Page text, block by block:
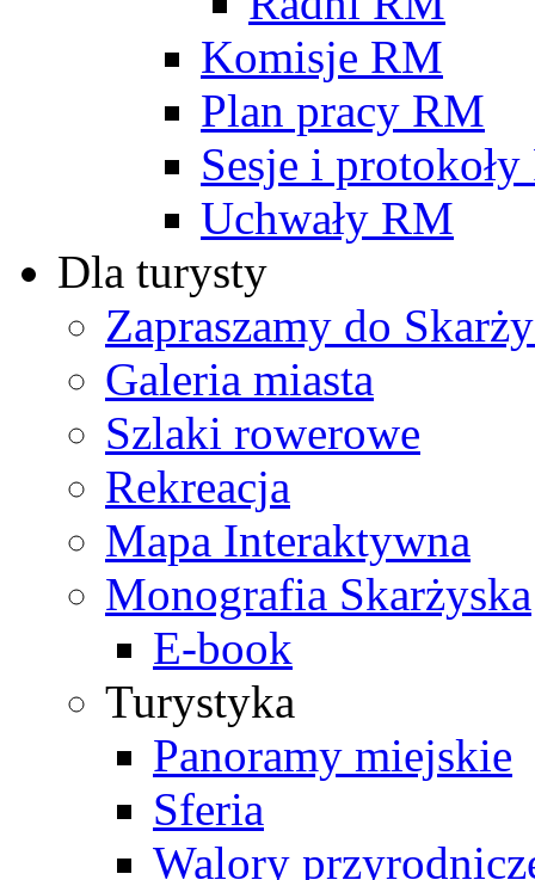
Komisje RM
Plan pracy RM
Sesje i
Uchwały RM
Dla turysty
Zapraszamy do
Galeria miasta
Szlaki rowerowe
Rekreacja
Mapa Interaktywna
Monografia Skarżyska
E-book
Turystyka
Panoramy miejskie
Sferia
Walory